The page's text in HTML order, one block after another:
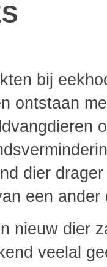
bij
ontstaan
dier
een ander
nieuw dier
veelal